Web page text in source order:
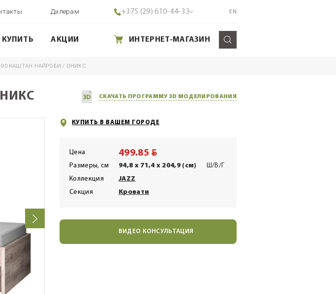
Дилерам +375 (29) 610-44-33 EN
КУПИТЬ АКЦИИ ИНТЕРНЕТ-МАГАЗИН
90 КАШТАН НАЙРОБИ / ОНИКС
СКАЧАТЬ ПРОГРАММУ 3D МОДЕЛИРОВАНИЯ
КУПИТЬ В ВАШЕМ ГОРОДЕ
Цена 499.85 BYN
Размеры, см 94,8 x 71,4 x 204,9 (см)
Ш/В/Г
Коллекция
JAZZ
Секция
Кровати
ВИДЕО КОНСУЛЬТАЦИЯ